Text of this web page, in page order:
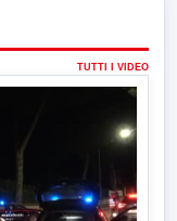
TUTTI I VIDEO